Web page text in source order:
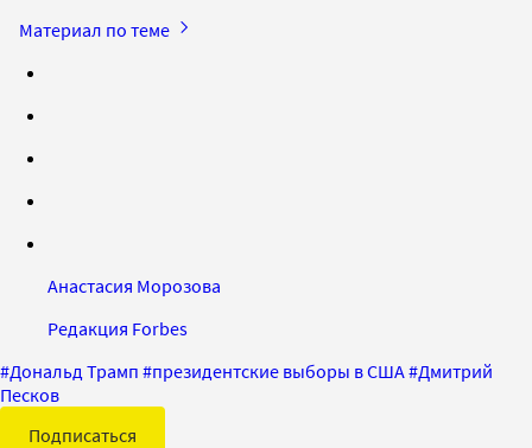
Материал по теме
Анастасия Морозова
Редакция Forbes
#Дональд Трамп #президентские выборы в США#Дмитрий
Песков
Подписаться